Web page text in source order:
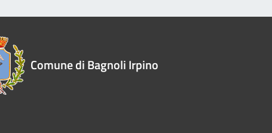
Comune di Bagnoli Irpino